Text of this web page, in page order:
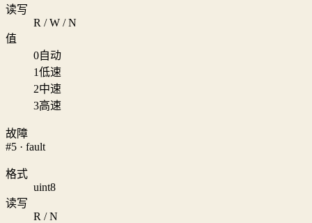
读写
R / W / N
值
0自动
1低速
2中速
3高速
故障
#5 · fault
格式
uint8
读写
R / N